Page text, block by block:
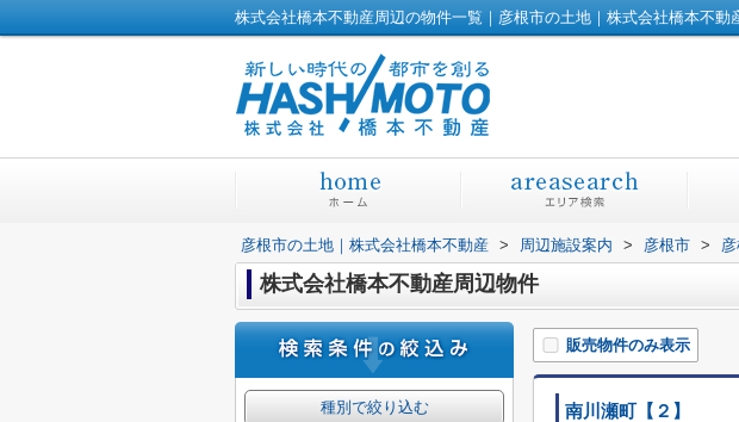
株式会社橋本不動産周辺の物件一覧｜彦根市の土地｜株式会社橋本不動
彦根市の土地｜株式会社橋本不動産 > 周辺施設案内 > 彦根市 >
株式会社橋本不動産周辺物件
販売物件のみ表示
南川瀬町【２】
種別で絞り込む